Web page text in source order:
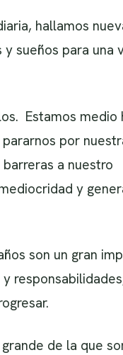
hallamos
sueños para una
Estamos medio
por
a nuestro
y
son un gran
de la que